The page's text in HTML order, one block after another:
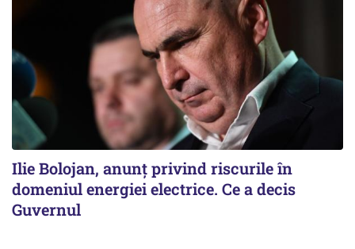
Ilie Bolojan, anunț privind riscurile în
domeniul energiei electrice. Ce a decis
Guvernul